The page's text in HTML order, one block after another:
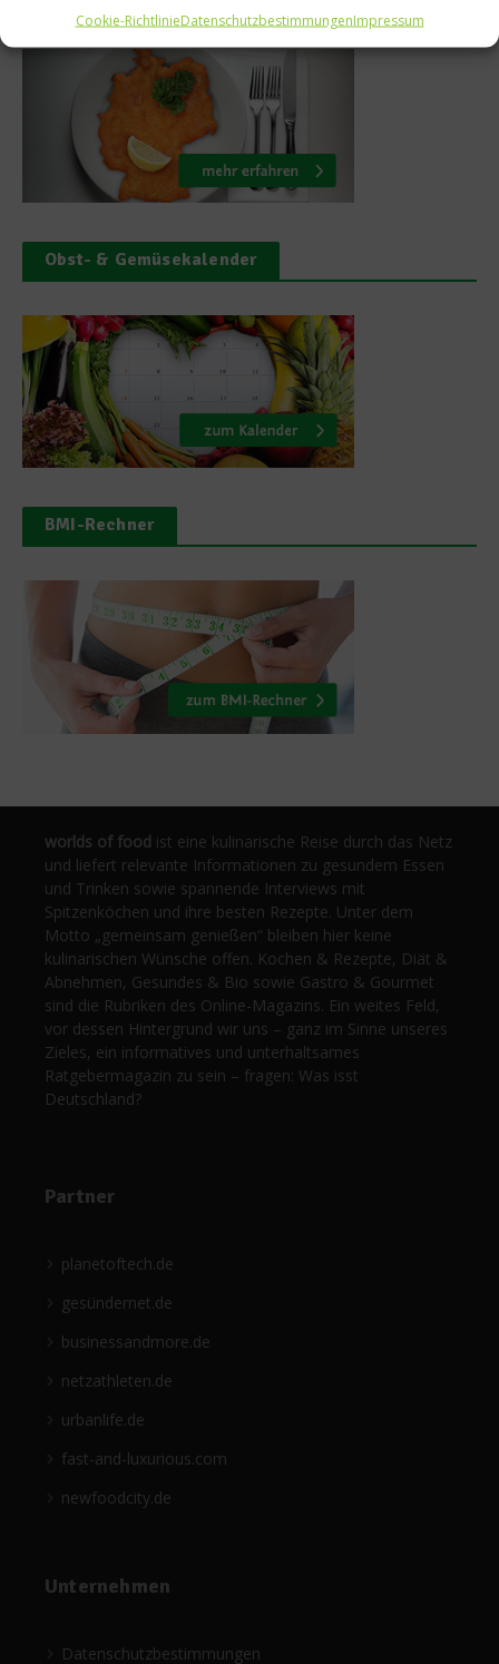
Cookie-RichtlinieDatenschutzbestimmungenImpressum
Obst- & Gemüsekalender
BMI-Rechner
worlds of food ist eine kulinarische Reise durch das Netz
und liefert relevante Informationen zu gesundem Essen
und Trinken sowie spannende Interviews mit
Spitzenköchen und ihre besten Rezepte. Unter dem
Motto „gemeinsam genießen“ bleiben hier keine
kulinarischen Wünsche offen. Kochen & Rezepte, Diät &
Abnehmen, Gesundes & Bio sowie Gastro & Gourmet
sind die Rubriken des Online-Magazins. Ein weites Feld,
vor dessen Hintergrund wir uns – ganz im Sinne unseres
Zieles, ein informatives und unterhaltsames
Ratgebermagazin zu sein – fragen: Was isst
Deutschland?
Partner
planetoftech.de
gesündernet.de
businessandmore.de
netzathleten.de
urbanlife.de
fast-and-luxurious.com
newfoodcity.de
Unternehmen
Datenschutzbestimmungen